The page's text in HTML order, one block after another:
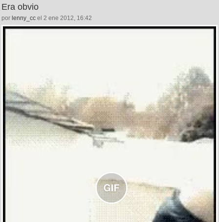
Era obvio
por lenny_cc el 2 ene 2012, 16:42